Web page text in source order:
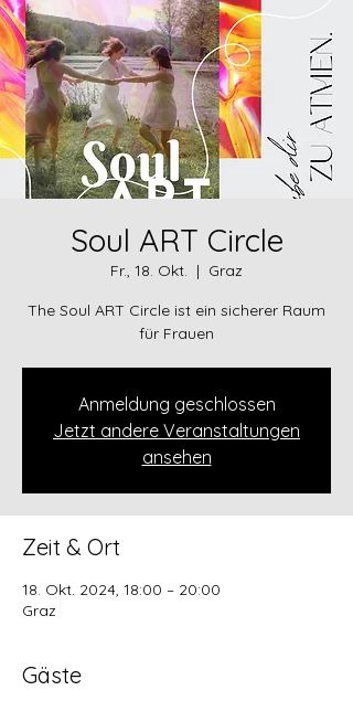
Soul ART Circle
Fr., 18. Okt.
  |
Graz
The Soul ART Circle ist ein sicherer Raum
für Frauen
Anmeldung geschlossen
Jetzt andere Veranstaltungen
ansehen
Zeit & Ort
18. Okt. 2024, 18:00 – 20:00
Graz
Gäste